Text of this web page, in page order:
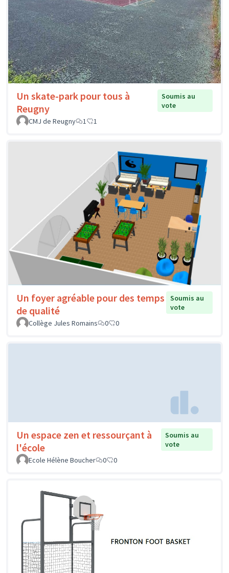
Un skate-park pour tous à
Reugny
Soumis au
vote
CMJ de Reugny
1 1
Un foyer agréable pour des temps
de qualité
Soumis au
vote
Collège Jules Romains
0 0
Un espace zen et ressourçant à
l'école
Soumis au
vote
Ecole Hélène Boucher
0 0